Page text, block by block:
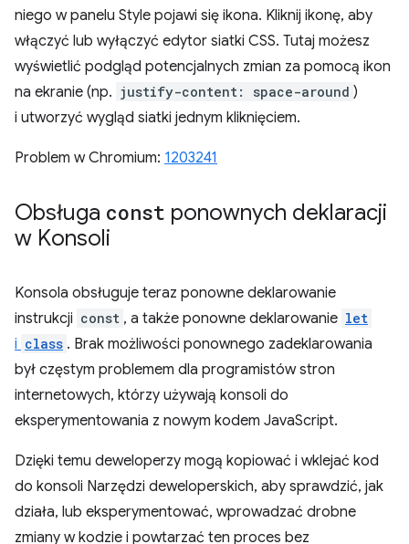
niego w panelu Style pojawi się ikona. Kliknij ikonę, aby
włączyć lub wyłączyć edytor siatki CSS. Tutaj możesz
wyświetlić podgląd potencjalnych zmian za pomocą ikon
na ekranie (np. justify-content: space-around )
i utworzyć wygląd siatki jednym kliknięciem.
Problem w Chromium: 1203241
Obsługa const ponownych deklaracji
w Konsoli
Konsola obsługuje teraz ponowne deklarowanie
instrukcji const , a także ponowne deklarowanie let
i class . Brak możliwości ponownego zadeklarowania
był częstym problemem dla programistów stron
internetowych, którzy używają konsoli do
eksperymentowania z nowym kodem JavaScript.
Dzięki temu deweloperzy mogą kopiować i wklejać kod
do konsoli Narzędzi deweloperskich, aby sprawdzić, jak
działa, lub eksperymentować, wprowadzać drobne
zmiany w kodzie i powtarzać ten proces bez